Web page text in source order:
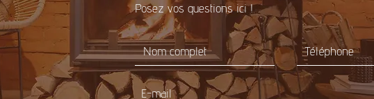
Posez vos questions ici !